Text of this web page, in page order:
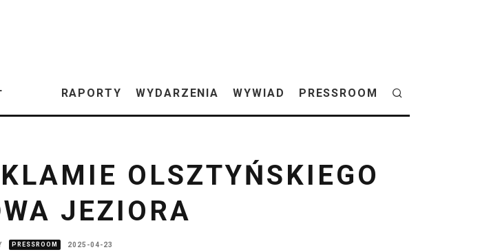
RAPORTY WYDARZENIA WYWIAD PRESSROOM
OLSZTYŃSKIEGO
JEZIORA
PRESSROOM 2025-04-23